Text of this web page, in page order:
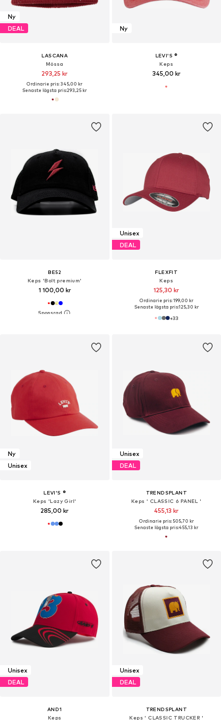
Ny
DEAL
LASCANA
Mössa
293,25 kr
Ordinarie pris: 345,00 kr
Senaste lägsta pris:293,25 kr
Ny
LEVI'S ®
Keps
345,00 kr
BE52
Keps 'Bolt premium'
1 100,00 kr
Unisex
DEAL
FLEXFIT
Keps
125,30 kr
Ordinarie pris: 199,00 kr
Senaste lägsta pris:125,30 kr
+33
Ny
Unisex
LEVI'S ®
Keps 'Lazy Girl'
285,00 kr
Unisex
DEAL
TRENDSPLANT
Keps ' CLASSIC 6 PANEL '
455,13 kr
Ordinarie pris: 505,70 kr
Senaste lägsta pris:455,13 kr
Unisex
DEAL
AND1
Keps
Unisex
DEAL
TRENDSPLANT
Keps ' CLASSIC TRUCKER '